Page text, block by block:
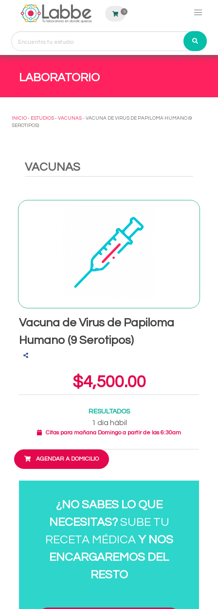
0
LABORATORIO
INICIO - ESTUDIOS - VACUNAS - VACUNA DE VIRUS DE PAPILOMA HUMANO (9
SEROTIPOS)
VACUNAS
Vacuna de Virus de Papiloma
Humano (9 Serotipos)
$4,500.00
RESULTADOS
1 día hábil
Citas para mañana Domingo a partir de las 6:30am
AGENDAR A DOMICILIO
¿NO SABES LO QUE
NECESITAS?SUBE TU
RECETA MÉDICA Y NOS
ENCARGAREMOS DEL
RESTO